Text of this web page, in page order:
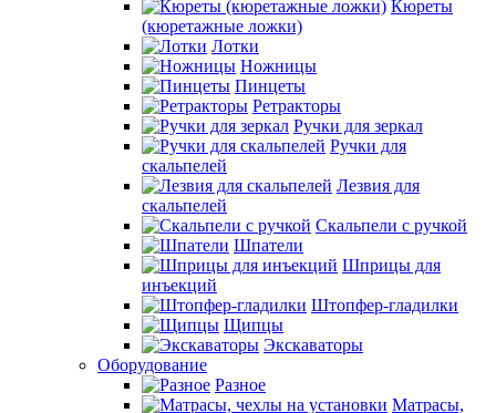
Кюреты
(кюретажные ложки)
Лотки
Ножницы
Пинцеты
Ретракторы
Ручки для зеркал
Ручки для
скальпелей
Лезвия для
скальпелей
Скальпели с ручкой
Шпатели
Шприцы для
инъекций
Штопфер-гладилки
Щипцы
Экскаваторы
Оборудование
Разное
Матрасы,